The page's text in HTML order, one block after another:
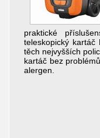
praktické
teleskopický
těch nejvyšších
kartáč bez
alergen.